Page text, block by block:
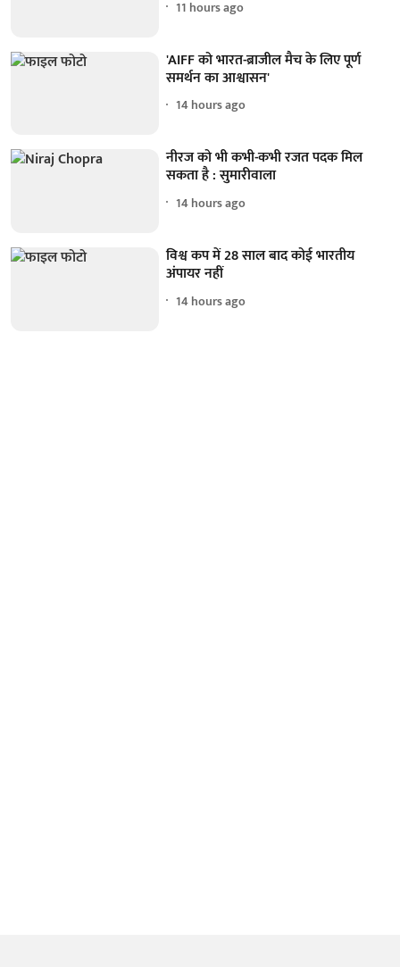
11 hours ago
'AIFF को भारत-ब्राजील मैच के लिए पूर्ण
समर्थन का आश्वासन'
14 hours ago
नीरज को भी कभी-कभी रजत पदक मिल
सकता है : सुमारीवाला
14 hours ago
विश्व कप में 28 साल बाद कोई भारतीय
अंपायर नहीं
14 hours ago